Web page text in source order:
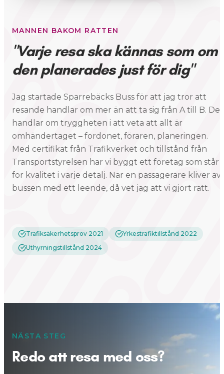
MANNEN BAKOM RATTEN
"Varje resa ska kännas som om
den planerades just för dig"
Jag startade Sparrebäcks Buss för att jag tror att
resande handlar om mer än att ta sig från A till B. Det
handlar om tryggheten i att veta att allt är
omhändertaget – fordonet, föraren, planeringen.
Med certifikat från Trafikverket och tillstånd från
Transportstyrelsen har vi byggt ett företag som står
för kvalitet i varje detalj. När en passagerare kliver av
bussen med ett leende, då vet jag att vi gjort rätt.
Trafiksäkerhetsprov 2021
Yrkestrafiktillstånd 2022
Uthyrningstillstånd 2024
NÄSTA STEG
Redo att resa med oss?